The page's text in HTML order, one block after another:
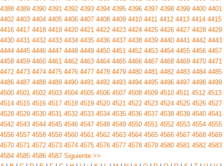
4388 4389 4390 4391 4392 4393 4394 4395 4396 4397 4398 4399 4400 4401
4402 4403 4404 4405 4406 4407 4408 4409 4410 4411 4412 4413 4414 4415
4416 4417 4418 4419 4420 4421 4422 4423 4424 4425 4426 4427 4428 4429
4430 4431 4432 4433 4434 4435 4436 4437 4438 4439 4440 4441 4442 4443
4444 4445 4446 4447 4448 4449 4450 4451 4452 4453 4454 4455 4456 4457
4458 4459 4460 4461 4462 4463 4464 4465 4466 4467 4468 4469 4470 4471
4472 4473 4474 4475 4476 4477 4478 4479 4480 4481 4482 4483 4484 4485
4486 4487 4488 4489 4490 4491 4492 4493 4494 4495 4496 4497 4498 4499
4500 4501 4502 4503 4504 4505 4506 4507 4508 4509 4510 4511 4512 4513
4514 4515 4516 4517 4518 4519 4520 4521 4522 4523 4524 4525 4526 4527
4528 4529 4530 4531 4532 4533 4534 4535 4536 4537 4538 4539 4540 4541
4542 4543 4544 4545 4546 4547 4548 4549 4550 4551 4552 4553 4554 4555
4556 4557 4558 4559 4560 4561 4562 4563 4564 4565 4566 4567 4568 4569
4570 4571 4572 4573 4574 4575 4576 4577 4578 4579 4580 4581 4582 4583
4584 4585 4586 4587 Siguiente >>